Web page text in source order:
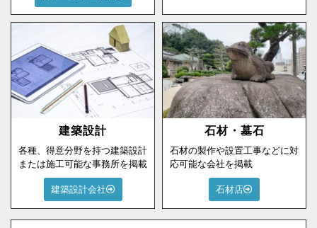
建築設計
各種、得意分野を持つ建築設計
または施工可能な事務所を掲載
建築設計会社
石材・墓石
石材の製作や設置工事などに対
応可能な会社を掲載
石材店